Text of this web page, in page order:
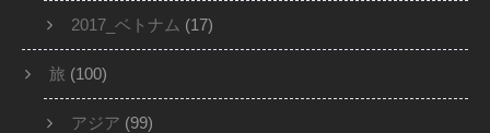
2017_ベトナム (17)
旅 (100)
アジア (99)